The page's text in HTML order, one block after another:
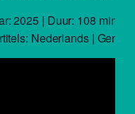
2025 | Duur: 108 min. |
Nederlands | Genre: